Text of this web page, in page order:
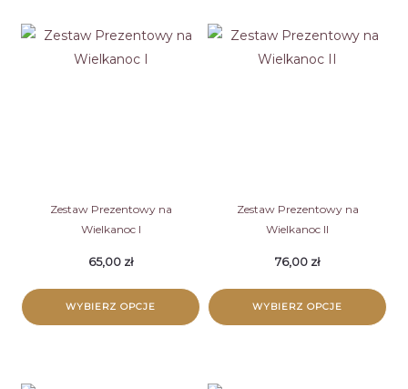
Zestaw Prezentowy na
Wielkanoc I
65,00 zł
WYBIERZ OPCJE
Zestaw Prezentowy na
Wielkanoc II
76,00 zł
WYBIERZ OPCJE